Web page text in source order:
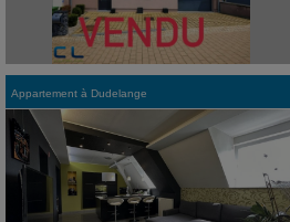
Appartement à Dudelange